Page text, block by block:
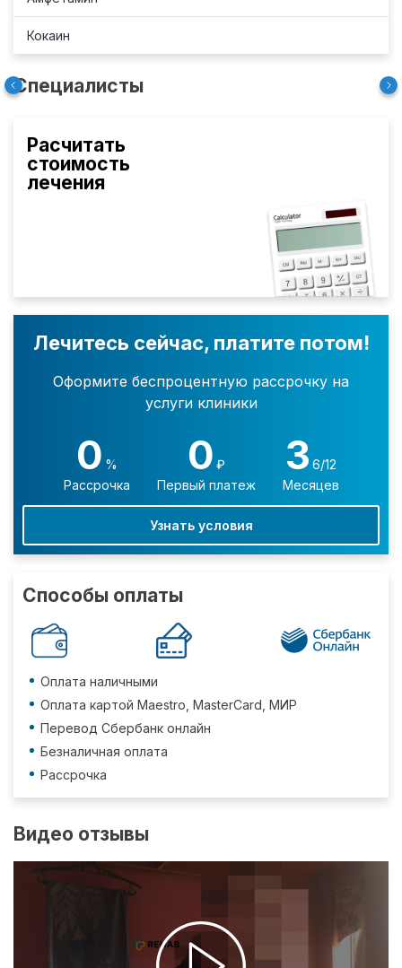
Кокаин
Специалисты
Расчитать
стоимость
лечения
Лечитесь сейчас, платите потом!
Оформите беспроцентную рассрочку на
услуги клиники
0 %
Рассрочка
0 ₽
Первый платеж
3 6/12
Месяцев
Узнать условия
Способы оплаты
Оплата наличными
Оплата картой Maestro, MasterCard, МИР
Перевод Сбербанк онлайн
Безналичная оплата
Рассрочка
Видео отзывы